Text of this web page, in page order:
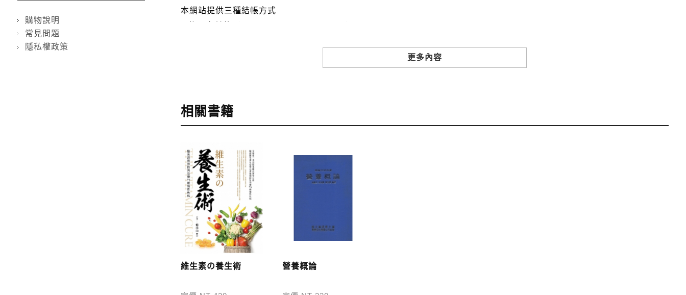
購物說明
常見問題
隱私權政策
本網站提供三種結帳方式
3.郵局劃撥: 選擇郵局劃撥時，請於三日內至郵局填寫劃撥單，匯款者大名請填寫跟訂購者大名一致，以利核銷作業。
訂購完成後，可至會員專區查詢「我的訂單」，查詢訂單處理的狀態。
*國內凡一次訂購本公司書籍900元(含)以上，採國內包裹運送，一律免運費；899元以下須自付80元運費。外文書籍將由專人估
價，訂購後48小時內回覆運費於訂單中。
*離島及海外地區的運費將由專人估價，訂購後48小時內回覆運費於訂單中，請至會員專區查詢
問題請洽客服中心。
寄送說明:
付款完成後，本公司將於七日內以郵寄方式寄送到您所指定的地點。
更多內容
相關書籍
維生素の養生術 營養概論